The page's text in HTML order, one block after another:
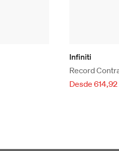
Infiniti
Record
Desde